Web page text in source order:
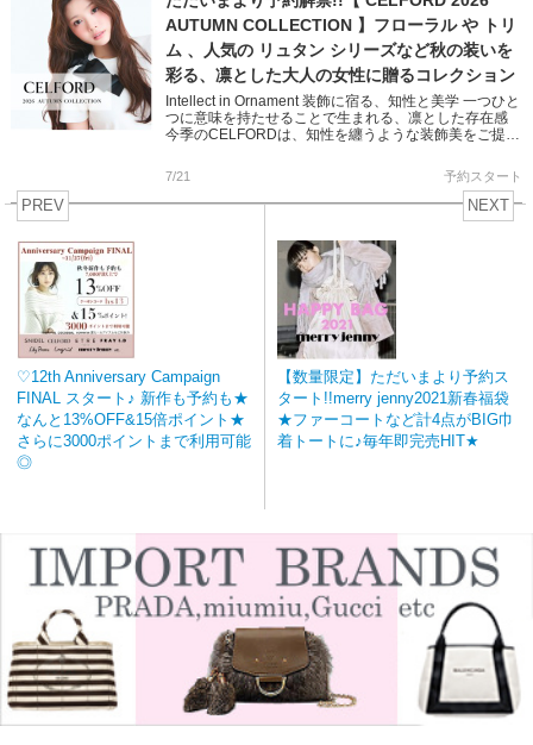
AUTUMN COLLECTION 】フローラル や トリ
ム 、人気の リュタン シリーズなど秋の装いを
彩る、凛とした大人の女性に贈るコレクション
Intellect in Ornament 装飾に宿る、知性と美学 一つひと
つに意味を持たせることで生まれる、凛とした存在感
今季のCELFORDは、知性を纏うような装飾美をご提案
7/21 予約スタート
PREV
♡12th Anniversary Campaign
FINAL スタート♪ 新作も予約も★
なんと13%OFF&15倍ポイント★
さらに3000ポイントまで利用可能
◎
NEXT
【数量限定】ただいまより予約ス
タート!!merry jenny2021新春福袋
★ファーコートなど計4点がBIG巾
着トートに♪毎年即完売HIT★